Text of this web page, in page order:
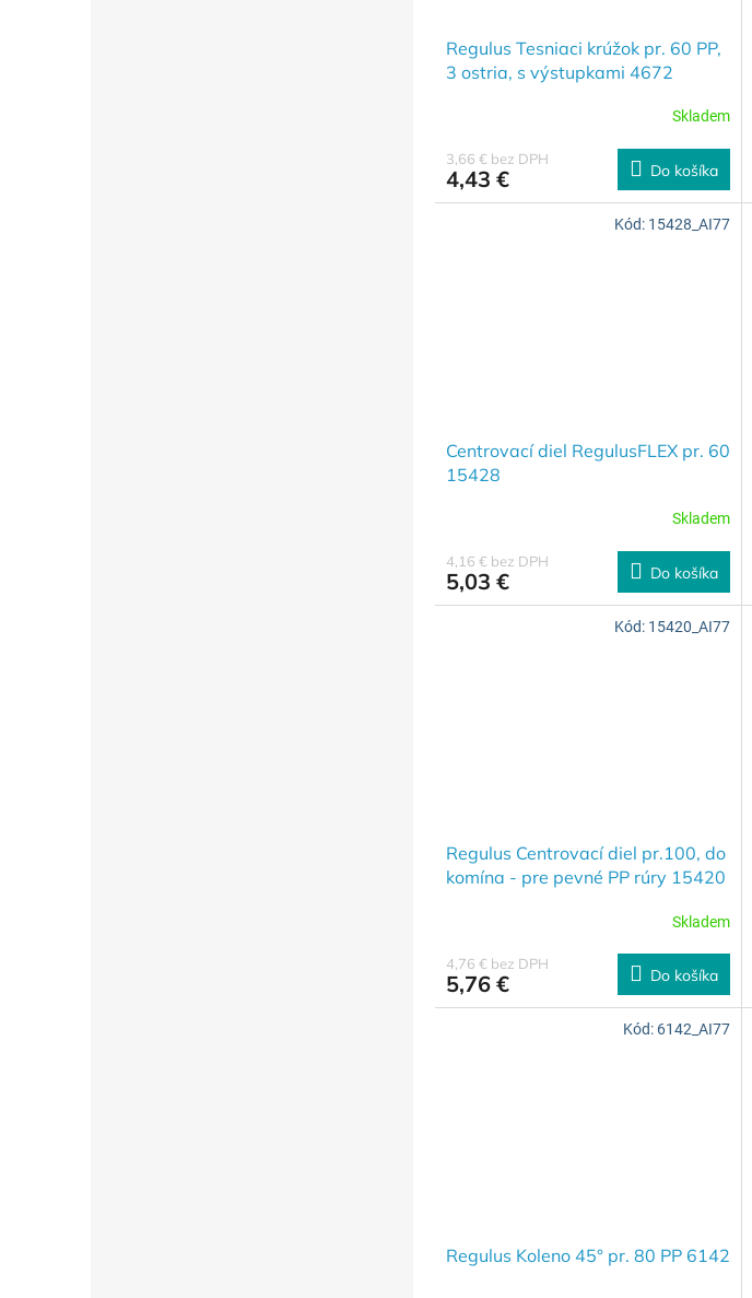
Regulus Tesniaci krúžok pr. 60 PP,
3 ostria, s výstupkami 4672
Skladem
3,66 € bez DPH
4,43 € Do košíka
Centrovací diel RegulusFLEX pr. 60
15428
Skladem
4,16 € bez DPH
5,03 € Do košíka
Kód: 15428_AI77
Regulus Centrovací diel pr.100, do
komína - pre pevné PP rúry 15420
Skladem
4,76 € bez DPH
5,76 € Do košíka
Kód: 15420_AI77
Regulus Koleno 45° pr. 80 PP 6142
Kód: 6142_AI77